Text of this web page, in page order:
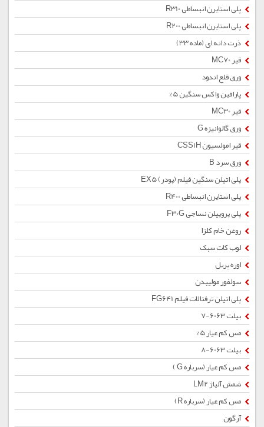
پلی استایرن انبساطی R310
پلی استایرن انبساطی R200
ذرت دانه ای (ماده 33)
قیر MC70
ورق قلع اندود
پارافین واکس سنگین 5%
قیر MC30
ورق گالوانیزه G
قیر امولسیون CSS1H
ورق سرد B
پلی اتیلن سنگین فیلم (پودر) EX5
پلی استایرن انبساطی R400
پلی پروپیلن نساجی F30G
روغن خام کلزا
لوب کات سبک
اوره پریل
سولفور مولیبدن
پلی اتیلن ترفتالات فیلم FG641
بیلت 6063-7
مس کم عیار 5%
بیلت 6063-8
مس کم عیار (سرباره G )
شمش آلیاژ LM2
مس کم عیار (سرباره R)
آرگون